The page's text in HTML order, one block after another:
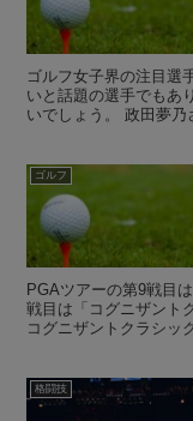
ゴルフ女子界の注目選
いと話題の選手でもあ
いでしょう。 政田夢乃
になる方は多いので
ゴルフ
PGAツアーの第9戦目
戦目は「コグニザント
コグニザントクラシッ
格闘技